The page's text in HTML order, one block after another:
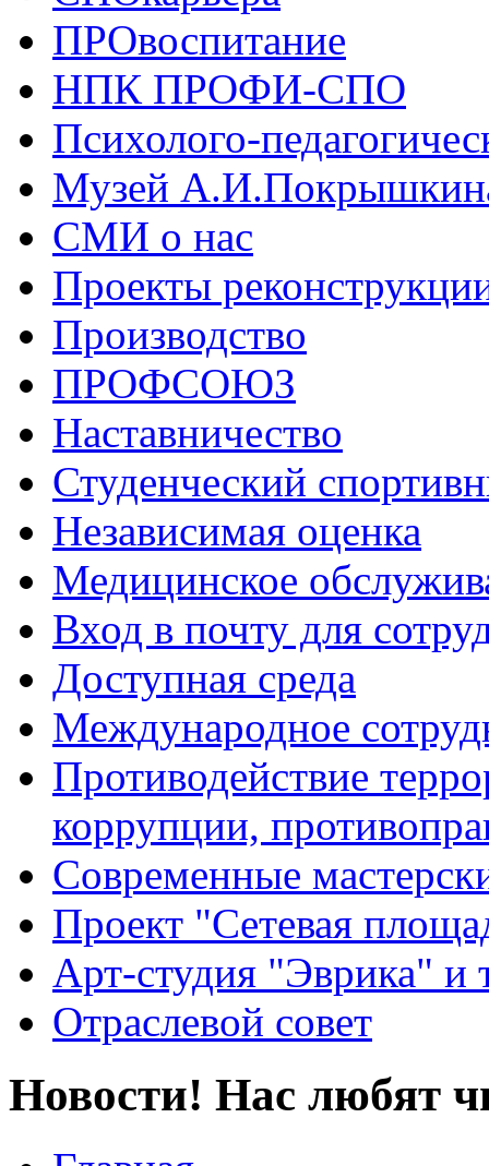
ПРОвоспитание
НПК ПРОФИ-СПО
Психолого-
Музей
СМИ о нас
Проекты
Производство
ПРОФСОЮЗ
Наставничество
Студенческий
Независимая оценка
Медицинское
Вход в почту для
Доступная среда
Международное
Противодействие
коррупции,
Современные
Проект "Сетевая
Арт-студия "Эврика" и
Отраслевой совет
Новости! Нас любят